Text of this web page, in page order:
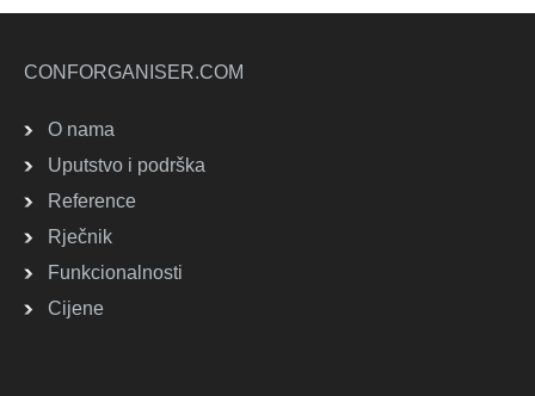
CONFORGANISER.COM
O nama
Uputstvo i podrška
Reference
Rječnik
Funkcionalnosti
Cijene